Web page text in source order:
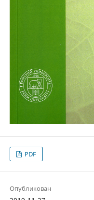
PDF
Опубликован